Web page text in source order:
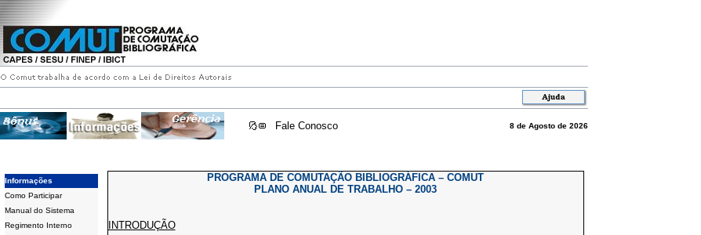
Fale Conosco 8 de Agosto de 2026
Informações
Como Participar
Manual do Sistema
Regimento Interno
PROGRAMA DE COMUTAÇÃO BIBLIOGRÁFICA – COMUT
PLANO ANUAL DE TRABALHO – 2003
INTRODUÇÃO